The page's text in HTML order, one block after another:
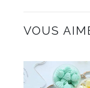
VOUS